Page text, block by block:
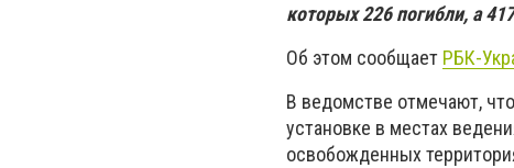
которых 226 погибли, а
Об этом сообщает РБК-
В ведомстве отмечают,
установке в местах
освобожденных